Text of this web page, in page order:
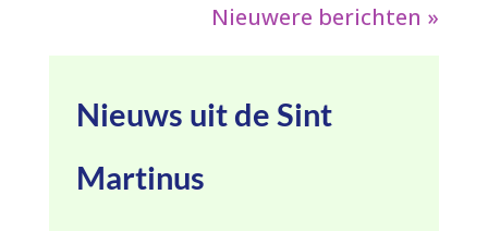
Nieuwere berichten »
Nieuws uit de Sint
Martinus